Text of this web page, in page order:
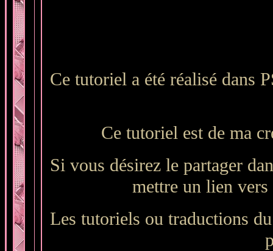
Ce tutoriel a été réalisé dans
Ce tutoriel est de ma
Si vous désirez le partager
mettre un lien
Les tutoriels ou traductions